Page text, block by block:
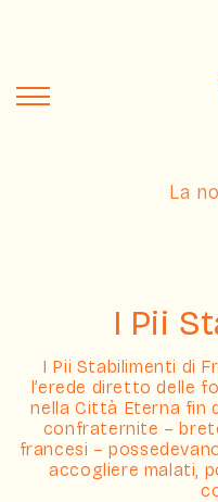
La
I Pii
I Pii Stabilimenti di
l’erede diretto delle
nella Città Eterna fin
confraternite –
francesi –
accogliere malati,